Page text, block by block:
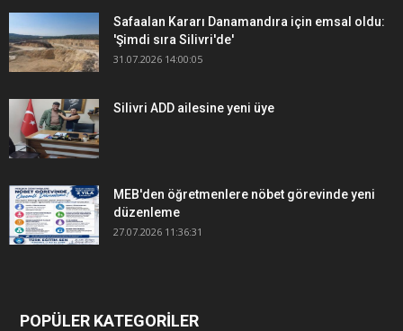
Safaalan Kararı Danamandıra için emsal oldu:
'Şimdi sıra Silivri'de'
31.07.2026 14:00:05
Silivri ADD ailesine yeni üye
MEB'den öğretmenlere nöbet görevinde yeni
düzenleme
27.07.2026 11:36:31
POPÜLER KATEGORİLER